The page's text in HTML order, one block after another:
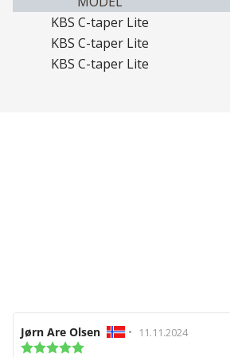
KBS C-taper Lite
KBS C-taper Lite
KBS C-taper Lite
Recensionsförfattare:
Jørn Are Olsen • Recensionsdatum:
11.11.2024